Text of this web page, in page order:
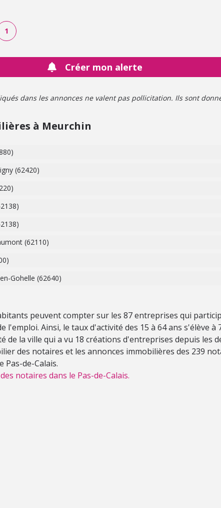
1
Créer mon alerte
dans les annonces ne valent pas pollicitation. Ils sont
à Meurchin
(62420)
(62110)
Gohelle (62640)
peuvent compter sur les 87 entreprises qui
l'emploi. Ainsi, le taux d'activité des 15 à 64 ans s'élève à
de la ville qui a vu 18 créations d'entreprises depuis les
des notaires et les annonces immobilières des 239
Pas-de-Calais.
notaires dans le Pas-de-Calais.